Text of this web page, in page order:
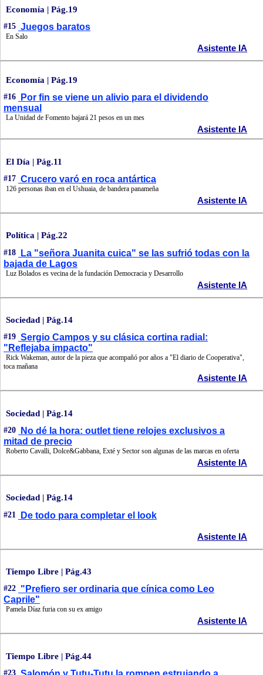
Economía | Pág.19
#15 Juegos baratos
En Salo
Asistente IA
Economía | Pág.19
#16
Por fin se viene un alivio para el dividendo
mensual
La Unidad de Fomento bajará 21 pesos en un mes
Asistente IA
El Día | Pág.11
#17 Crucero varó en roca antártica
126 personas iban en el Ushuaia, de bandera panameña
Asistente IA
Política | Pág.22
#18
La "señora Juanita cuica" se las sufrió todas con la
bajada de Lagos
Luz Bolados es vecina de la fundación Democracia y Desarrollo
Asistente IA
Sociedad | Pág.14
#19 Sergio Campos y su clásica cortina radial:
"Reflejaba impacto"
Rick Wakeman, autor de la pieza que acompañó por años a "El diario de Cooperativa",
toca mañana
Asistente IA
Sociedad | Pág.14
#20
No dé la hora: outlet tiene relojes exclusivos a
mitad de precio
Roberto Cavalli, Dolce&Gabbana, Exté y Sector son algunas de las marcas en oferta
Asistente IA
Sociedad | Pág.14
#21 De todo para completar el look
Asistente IA
Tiempo Libre | Pág.43
#22 "Prefiero ser ordinaria que cínica como Leo
Caprile"
Pamela Díaz furia con su ex amigo
Asistente IA
Tiempo Libre | Pág.44
#23